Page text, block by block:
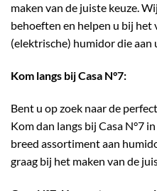
maken van de juiste keuze.
behoeften en helpen u bij het
(elektrische) humidor die aan
Kom langs bij Casa N°7:
Bent u op zoek naar de
Kom dan langs bij Casa N°7
breed assortiment aan
graag bij het maken van de